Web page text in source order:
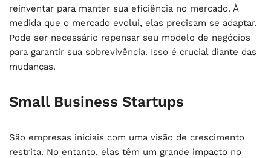
reinventar para manter sua eficiência no mercado. À
medida que o mercado evolui, elas precisam se adaptar.
Pode ser necessário repensar seu modelo de negócios
para garantir sua sobrevivência. Isso é crucial diante das
mudanças.
Small Business Startups
São empresas iniciais com uma visão de crescimento
restrita. No entanto, elas têm um grande impacto no